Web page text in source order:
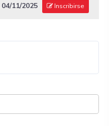
04/11/2025 Inscribirse